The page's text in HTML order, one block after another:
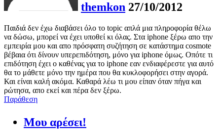
themkon 27/10/2012
Παιδιά δεν έχω διαβάσει όλο το topic απλά μια πληροφορία θέλω
να δώσω, μπορεί να έχει υποθεί κι όλας. Στα iphone ξέρω απο την
εμπειρία μου και απο πρόσφατη συζήτηση σε κατάστημα cosmote
βέβαια ότι δίνουν υπερεπιδότηση, μόνο για iphone όμως. Οπότε τι
επιδότηση έχει ο καθένας για το iphone εαν ενδιαφέρεστε για αυτό
θα το μάθετε μόνο την ημέρα που θα κυκλοφορήσει στην αγορά.
Και είναι καλή ακόμα. Καθαρά λέω τι μου είπαν όταν πήγα και
ρώτησα, απο εκεί και πέρα δεν ξέρω.
Παράθεση
Μου αρέσει!